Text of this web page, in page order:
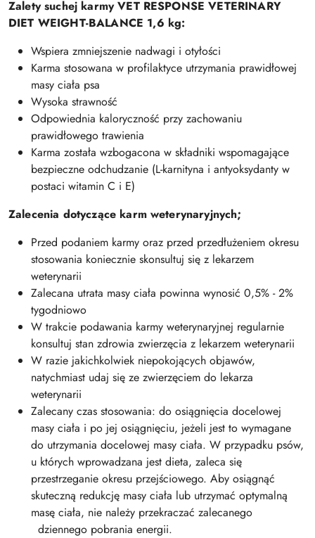
Zalety suchej karmy VET RESPONSE VETERINARY
DIET WEIGHT-BALANCE 1,6 kg:
Wspiera zmniejszenie nadwagi i otyłości
Karma stosowana w profilaktyce utrzymania prawidłowej
masy ciała psa
Wysoka strawność
Odpowiednia kaloryczność przy zachowaniu
prawidłowego trawienia
Karma została wzbogacona w składniki wspomagające
bezpieczne odchudzanie (L-karnityna i antyoksydanty w
postaci witamin C i E)
Zalecenia dotyczące karm weterynaryjnych;
Przed podaniem karmy oraz przed przedłużeniem okresu
stosowania koniecznie skonsultuj się z lekarzem
weterynarii
Zalecana utrata masy ciała powinna wynosić 0,5% - 2%
tygodniowo
W trakcie podawania karmy weterynaryjnej regularnie
konsultuj stan zdrowia zwierzęcia z lekarzem weterynarii
W razie jakichkolwiek niepokojących objawów,
natychmiast udaj się ze zwierzęciem do lekarza
weterynarii
Zalecany czas stosowania: do osiągnięcia docelowej
masy ciała i po jej osiągnięciu, jeżeli jest to wymagane
do utrzymania docelowej masy ciała. W przypadku psów,
u których wprowadzana jest dieta, zaleca się
przestrzeganie okresu przejściowego. Aby osiągnąć
skuteczną redukcję masy ciała lub utrzymać optymalną
masę ciała, nie należy przekraczać zalecanego
dziennego pobrania energii.